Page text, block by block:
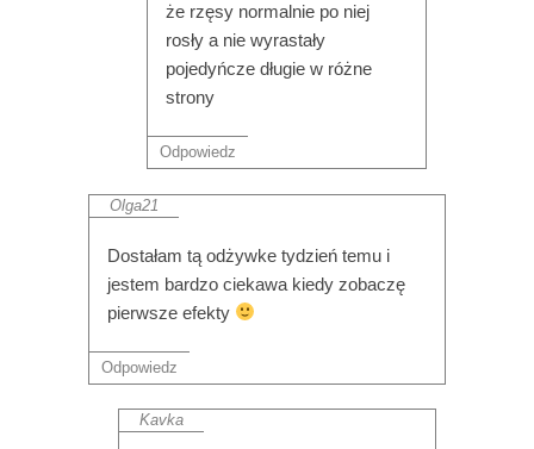
że rzęsy normalnie po niej
rosły a nie wyrastały
pojedyńcze długie w różne
strony
Odpowiedz
Olga21
Dostałam tą odżywke tydzień temu i
jestem bardzo ciekawa kiedy zobaczę
pierwsze efekty
Odpowiedz
Kavka